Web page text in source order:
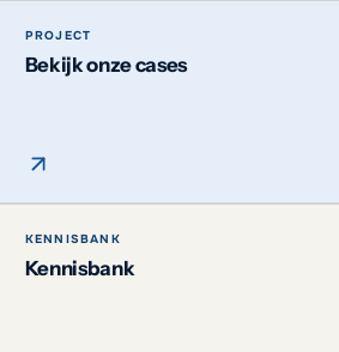
PROJECT
Bekijk onze cases
KENNISBANK
Kennisbank